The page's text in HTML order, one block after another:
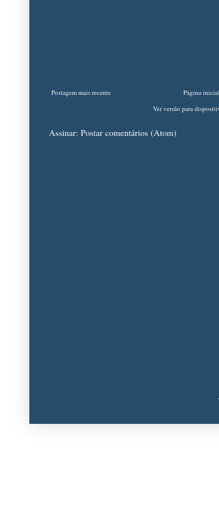
Postagem mais recente
Página
Ver versão para
Assinar: Postar comentários (Atom)